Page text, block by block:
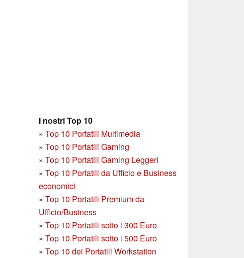
I nostri Top 10
» Top 10 Portatili Multimedia
» Top 10 Portatili Gaming
» Top 10 Portatili Gaming Leggeri
» Top 10 Portatili da Ufficio e Business
economici
» Top 10 Portatili Premium da
Ufficio/Business
» Top 10 Portatili sotto i 300 Euro
» Top 10 Portatili sotto i 500 Euro
» Top 10 dei Portatili Workstation